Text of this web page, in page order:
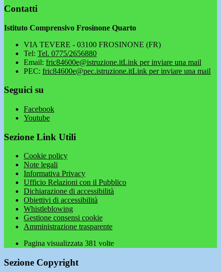
Contatti
Istituto Comprensivo Frosinone Quarto
VIA TEVERE - 03100 FROSINONE (FR)
Tel: Tel. 0775/2656880
Email: fric84600e@istruzione.itLink per inviare una mail
PEC: fric84600e@pec.istruzione.itLink per inviare una mail
Seguici su
Facebook
Youtube
Sezione Link Utili
Cookie policy
Note legali
Informativa Privacy
Ufficio Relazioni con il Pubblico
Dichiarazione di accessibilità
Obiettivi di accessibilità
Whistleblowing
Gestione consensi cookie
Amministrazione trasparente
Pagina visualizzata 381 volte
Sezione Copyright